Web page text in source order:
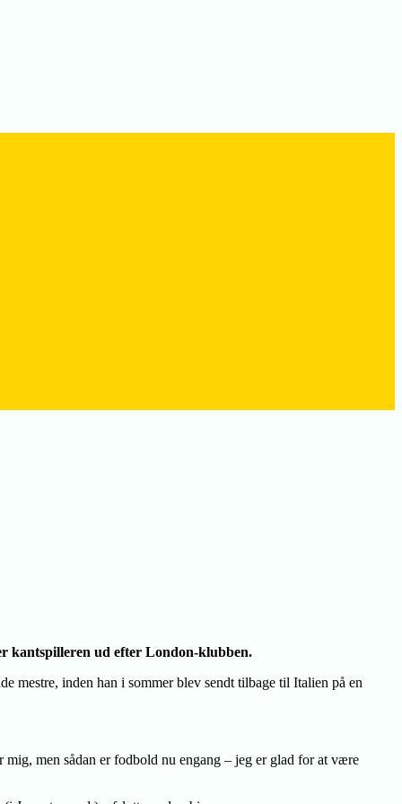
kantspilleren ud efter London-klubben.
mestre, inden han i sommer blev sendt tilbage til Italien på en
men sådan er fodbold nu engang – jeg er glad for at være